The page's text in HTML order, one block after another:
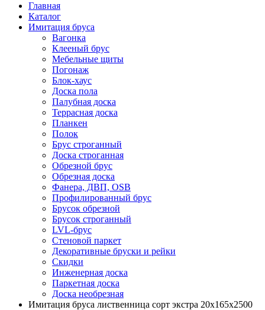
Главная
Каталог
Имитация бруса
Вагонка
Клееный брус
Мебельные щиты
Погонаж
Блок-хаус
Доска пола
Палубная доска
Террасная доска
Планкен
Полок
Брус строганный
Доска строганная
Обрезной брус
Обрезная доска
Фанера, ДВП, OSB
Профилированный брус
Брусок обрезной
Брусок строганный
LVL-брус
Стеновой паркет
Декоративные бруски и рейки
Скидки
Инженерная доска
Паркетная доска
Доска необрезная
Имитация бруса лиственница сорт экстра 20х165х2500